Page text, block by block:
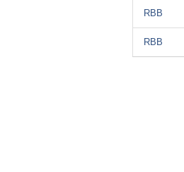
RBB
RBB